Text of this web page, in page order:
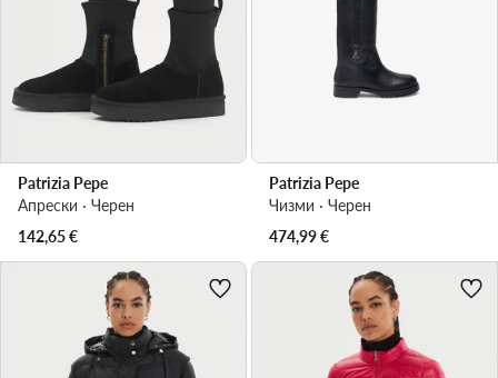
Patrizia Pepe
Апрески · Черен
142,65€
Patrizia Pepe
Чизми · Черен
474,99€